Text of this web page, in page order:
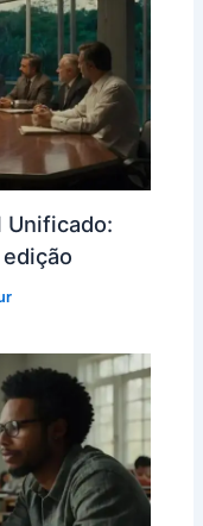
Unificado: